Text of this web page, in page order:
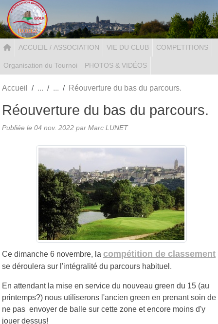
ACCUEIL / ASSOCIATION VIE DU CLUB COMPETITIONS
Organisation du Tournoi PHOTOS & VIDÉOS
Accueil Réouverture du bas du parcours.
Réouverture du bas du parcours.
Publiée le 04 nov. 2022 par Marc LUNET
Ce dimanche 6 novembre, la compétition de classement
se déroulera sur l'intégralité du parcours habituel.
En attendant la mise en service du nouveau green du 15 (au
printemps?) nous utiliserons l'ancien green en prenant soin de
ne pas envoyer de balle sur cette zone et encore moins d'y
jouer dessus!
Panneau de gestion des cookies